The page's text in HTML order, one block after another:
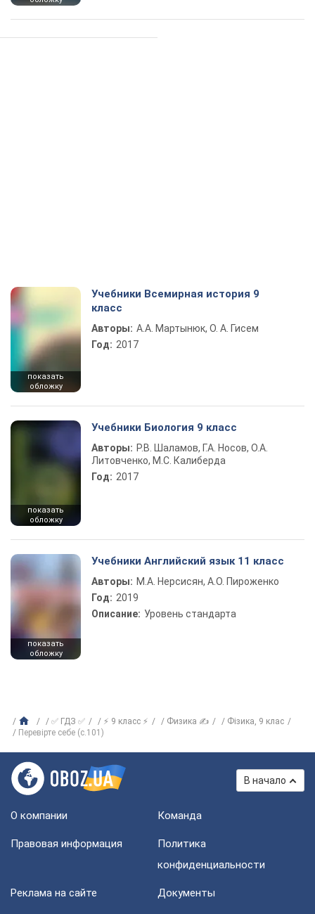
показать
обложку
Учебники Всемирная история 9
класс
Авторы: А.А. Мартынюк, О. А. Гисем
Год: 2017
показать
обложку
Учебники Биология 9 класс
Авторы: Р.В. Шаламов, Г.А. Носов, О.А.
Литовченко, М.С. Калиберда
Год: 2017
показать
обложку
Учебники Английский язык 11 класс
Авторы: М.А. Нерсисян, А.О. Пироженко
Год: 2019
Описание: Уровень стандарта
✅ ГДЗ ✅ ⚡ 9 класс ⚡ Физика ✍
Фізика, 9 клас
Перевірте себе (с.101)
В начало
О компании Команда
Правовая информация
Политика
конфиденциальности
Реклама на сайте Документы